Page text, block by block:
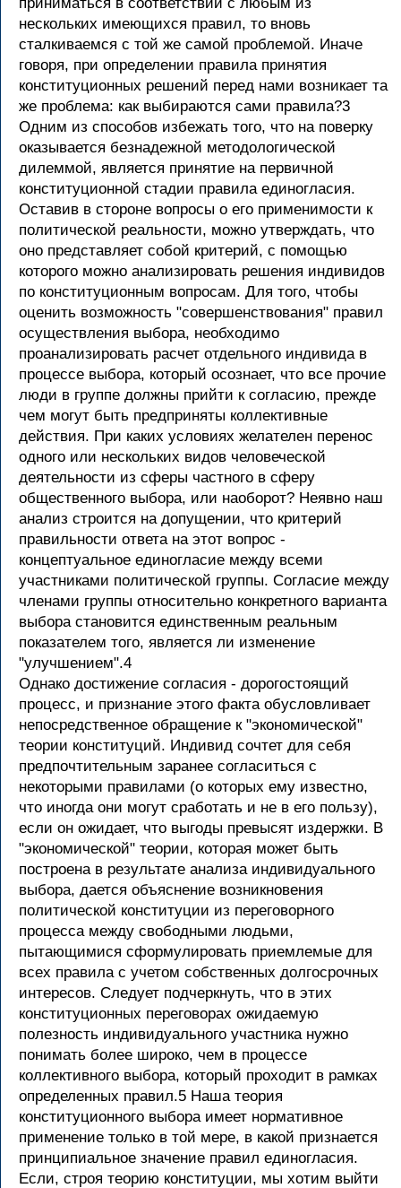
нескольких имеющихся правил, то вновь
сталкиваемся с той же самой проблемой. Иначе
говоря, при определении правила принятия
конституционных решений перед нами возникает та
же проблема: как выбираются сами правила?3
Одним из способов избежать того, что на поверку
оказывается безнадежной методологической
дилеммой, является принятие на первичной
конституционной стадии правила единогласия.
Оставив в стороне вопросы о его применимости к
политической реальности, можно утверждать, что
оно представляет собой критерий, с помощью
которого можно анализировать решения индивидов
по конституционным вопросам. Для того, чтобы
оценить возможность "совершенствования" правил
осуществления выбора, необходимо
проанализировать расчет отдельного индивида в
процессе выбора, который осознает, что все прочие
люди в группе должны прийти к согласию, прежде
чем могут быть предприняты коллективные
действия. При каких условиях желателен перенос
одного или нескольких видов человеческой
деятельности из сферы частного в сферу
общественного выбора, или наоборот? Неявно наш
анализ строится на допущении, что критерий
правильности ответа на этот вопрос -
концептуальное единогласие между всеми
участниками политической группы. Согласие между
членами группы относительно конкретного варианта
выбора становится единственным реальным
показателем того, является ли изменение
"улучшением".4
Однако достижение согласия - дорогостоящий
процесс, и признание этого факта обусловливает
непосредственное обращение к "экономической"
теории конституций. Индивид сочтет для себя
предпочтительным заранее согласиться с
некоторыми правилами (о которых ему известно,
что иногда они могут сработать и не в его пользу),
если он ожидает, что выгоды превысят издержки. В
"экономической" теории, которая может быть
построена в результате анализа индивидуального
выбора, дается объяснение возникновения
политической конституции из переговорного
процесса между свободными людьми,
пытающимися сформулировать приемлемые для
всех правила с учетом собственных долгосрочных
интересов. Следует подчеркнуть, что в этих
конституционных переговорах ожидаемую
полезность индивидуального участника нужно
понимать более широко, чем в процессе
коллективного выбора, который проходит в рамках
определенных правил.5 Наша теория
конституционного выбора имеет нормативное
применение только в той мере, в какой признается
принципиальное значение правил единогласия.
Если, строя теорию конституции, мы хотим выйти